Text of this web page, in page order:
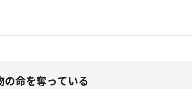
命を奪っている